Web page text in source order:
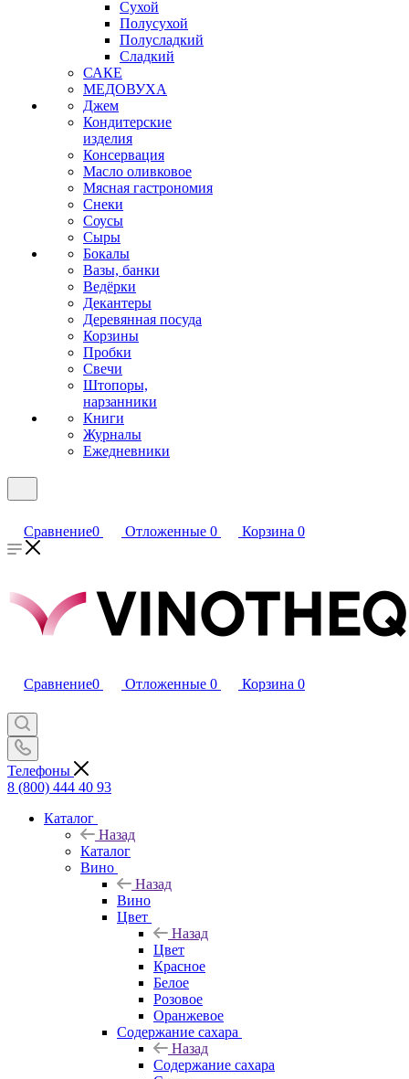
Сухой
Полусухой
Полусладкий
Сладкий
САКЕ
МЕДОВУХА
Джем
Кондитерские
изделия
Консервация
Масло оливковое
Мясная гастрономия
Снеки
Соусы
Сыры
Бокалы
Вазы, банки
Ведёрки
Декантеры
Деревянная посуда
Корзины
Пробки
Свечи
Штопоры,
нарзанники
Книги
Журналы
Ежедневники
Сравнение0 Отложенные 0 Корзина 0
Сравнение0 Отложенные 0 Корзина 0
Телефоны
8 (800) 444 40 93
Каталог
Назад
Каталог
Вино
Назад
Вино
Цвет
Назад
Цвет
Красное
Белое
Розовое
Оранжевое
Содержание сахара
Назад
Содержание сахара